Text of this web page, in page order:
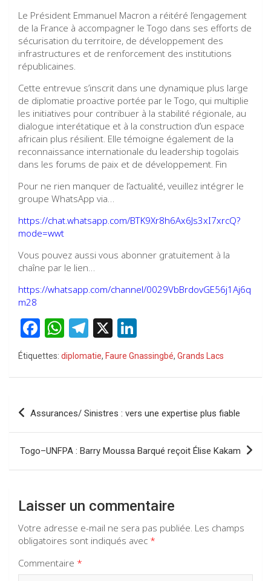
Le Président Emmanuel Macron a réitéré l’engagement
de la France à accompagner le Togo dans ses efforts de
sécurisation du territoire, de développement des
infrastructures et de renforcement des institutions
républicaines.
Cette entrevue s’inscrit dans une dynamique plus large
de diplomatie proactive portée par le Togo, qui multiplie
les initiatives pour contribuer à la stabilité régionale, au
dialogue interétatique et à la construction d’un espace
africain plus résilient. Elle témoigne également de la
reconnaissance internationale du leadership togolais
dans les forums de paix et de développement. Fin
Pour ne rien manquer de l’actualité, veuillez intégrer le
groupe WhatsApp via…
https://chat.whatsapp.com/BTK9Xr8h6Ax6Js3xI7xrcQ?
mode=wwt
Vous pouvez aussi vous abonner gratuitement à la
chaîne par le lien…
https://whatsapp.com/channel/0029VbBrdovGE56j1Aj6q
m28
F
a
ce
o
k
W
h
at
A
p
T
el
e
a
X
ke
n
Étiquettes: diplomatie, Faure Gnassingbé, Grands Lacs
Navigation
Assurances/ Sinistres : vers une expertise plus fiable
Togo–UNFPA : Barry Moussa Barqué reçoit Élise Kakam
Laisser un commentaire
Votre adresse e-mail ne sera pas publiée. Les champs
obligatoires sont indiqués avec *
Commentaire *